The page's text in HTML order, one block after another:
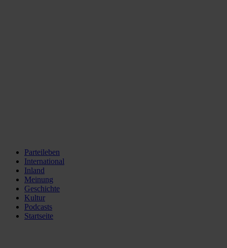
Parteileben
International
Inland
Meinung
Geschichte
Kultur
Podcasts
Startseite